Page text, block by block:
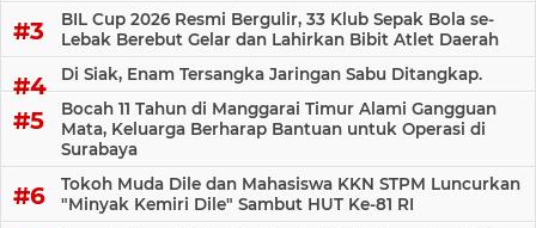
BIL Cup 2026 Resmi Bergulir, 33 Klub Sepak Bola se-
Lebak Berebut Gelar dan Lahirkan Bibit Atlet Daerah
Di Siak, Enam Tersangka Jaringan Sabu Ditangkap.
Bocah 11 Tahun di Manggarai Timur Alami Gangguan
Mata, Keluarga Berharap Bantuan untuk Operasi di
Surabaya
Tokoh Muda Dile dan Mahasiswa KKN STPM Luncurkan
"Minyak Kemiri Dile" Sambut HUT Ke-81 RI